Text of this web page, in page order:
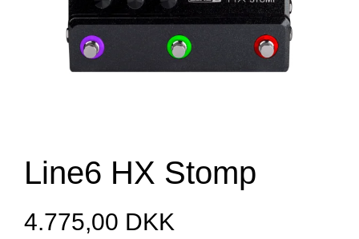
Line6 HX Stomp
4.775,00 DKK